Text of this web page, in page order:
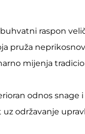
raspon
pruža
mijenja
odnos snage
održavanje